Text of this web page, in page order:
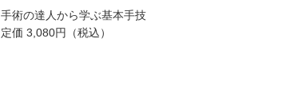
手術の達人から学ぶ基本手技
定価 3,080円（税込）